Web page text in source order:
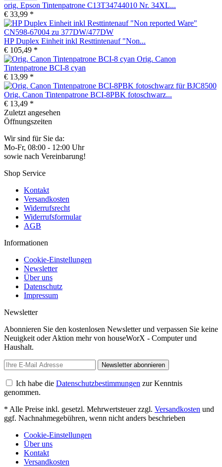
orig. Epson Tintenpatrone C13T34744010 Nr. 34XL...
€ 33,99 *
HP Duplex Einheit inkl Resttintenauf "Non...
€ 105,49 *
Orig. Canon
Tintenpatrone BCI-8 cyan
€ 13,99 *
Orig. Canon Tintenpatrone BCI-8PBK fotoschwarz...
€ 13,49 *
Zuletzt angesehen
Öffnungszeiten
Wir sind für Sie da:
Mo-Fr, 08:00 - 12:00 Uhr
sowie nach Vereinbarung!
Shop Service
Kontakt
Versandkosten
Widerrufsrecht
Widerrufsformular
AGB
Informationen
Cookie-Einstellungen
Newsletter
Über uns
Datenschutz
Impressum
Newsletter
Abonnieren Sie den kostenlosen Newsletter und verpassen Sie keine
Neuigkeit oder Aktion mehr von houseWorX - Computer und
Haushalt.
Newsletter abonnieren
Ich habe die Datenschutzbestimmungen zur Kenntnis
genommen.
* Alle Preise inkl. gesetzl. Mehrwertsteuer zzgl. Versandkosten und
ggf. Nachnahmegebühren, wenn nicht anders beschrieben
Cookie-Einstellungen
Über uns
Kontakt
Versandkosten